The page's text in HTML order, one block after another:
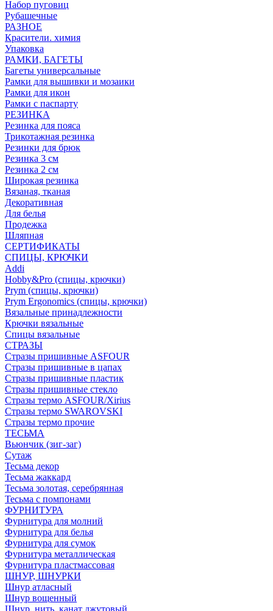
Набор пуговиц
Рубашечные
РАЗНОЕ
Красители. химия
Упаковка
РАМКИ, БАГЕТЫ
Багеты универсальные
Рамки для вышивки и мозаики
Рамки для икон
Рамки с паспарту
РЕЗИНКА
Резинка для пояса
Трикотажная резинка
Резинки для брюк
Резинка 3 см
Резинка 2 см
Широкая резинка
Вязаная, тканая
Декоративная
Для белья
Продежка
Шляпная
СЕРТИФИКАТЫ
СПИЦЫ, КРЮЧКИ
Addi
Hobby&Pro (спицы, крючки)
Prym (спицы, крючки)
Prym Ergonomics (спицы, крючки)
Вязальные принадлежности
Крючки вязальные
Спицы вязальные
СТРАЗЫ
Стразы пришивные ASFOUR
Стразы пришивные в цапах
Стразы пришивные пластик
Стразы пришивные стекло
Стразы термо ASFOUR/Xirius
Стразы термо SWAROVSKI
Стразы термо прочие
ТЕСЬМА
Вьюнчик (зиг-заг)
Сутаж
Тесьма декор
Тесьма жаккард
Тесьма золотая, серебрянная
Тесьма с помпонами
ФУРНИТУРА
Фурнитура для молний
Фурнитура для белья
Фурнитура для сумок
Фурнитура металлическая
Фурнитура пластмассовая
ШНУР, ШНУРКИ
Шнур атласный
Шнур вощенный
Шнур, нить, канат джутовый